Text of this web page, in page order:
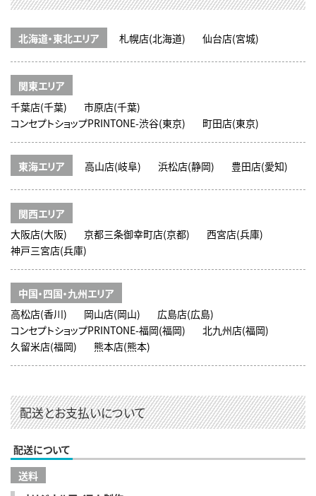
北海道・東北エリア 札幌店(北海道) 仙台店(宮城)
関東エリア
千葉店(千葉)
市原店(千葉)
コンセプトショップPRINTONE-渋谷(東京)
町田店(東京)
東海エリア 高山店(岐阜) 浜松店(静岡) 豊田店(愛知)
関西エリア
大阪店(大阪)
京都三条御幸町店(京都)
西宮店(兵庫)
神戸三宮店(兵庫)
中国・四国・九州エリア
高松店(香川)
岡山店(岡山)
広島店(広島)
コンセプトショップPRINTONE-福岡(福岡)
北九州店(福岡)
久留米店(福岡)
熊本店(熊本)
配送とお支払いについて
配送について
送料